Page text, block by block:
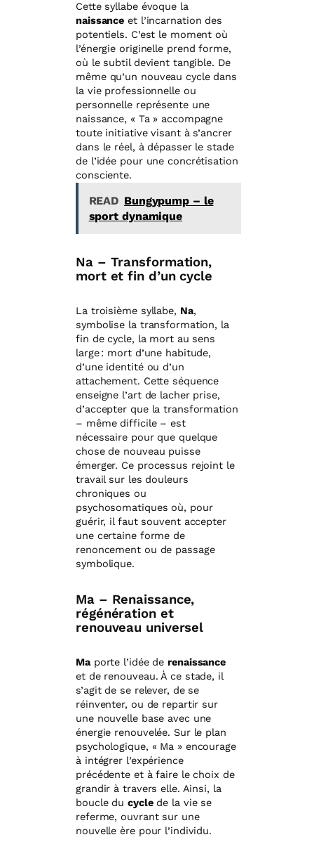
Cette syllabe évoque la
naissance et l’incarnation des
potentiels. C’est le moment où
l’énergie originelle prend forme,
où le subtil devient tangible. De
même qu’un nouveau cycle dans
la vie professionnelle ou
personnelle représente une
naissance, « Ta » accompagne
toute initiative visant à s’ancrer
dans le réel, à dépasser le stade
de l’idée pour une concrétisation
consciente.
READ Bungypump – le
sport dynamique
Na – Transformation,
mort et fin d’un cycle
La troisième syllabe, Na,
symbolise la transformation, la
fin de cycle, la mort au sens
large : mort d’une habitude,
d’une identité ou d’un
attachement. Cette séquence
enseigne l’art de lacher prise,
d’accepter que la transformation
– même difficile – est
nécessaire pour que quelque
chose de nouveau puisse
émerger. Ce processus rejoint le
travail sur les douleurs
chroniques ou
psychosomatiques où, pour
guérir, il faut souvent accepter
une certaine forme de
renoncement ou de passage
symbolique.
Ma – Renaissance,
régénération et
renouveau universel
Maporte l’idée derenaissance
et de renouveau. À ce stade, il
s’agit de se relever, de se
réinventer, ou de repartir sur
une nouvelle base avec une
énergie renouvelée. Sur le plan
psychologique, « Ma » encourage
à intégrer l’expérience
précédente et à faire le choix de
grandir à travers elle. Ainsi, la
boucle ducyclede la vie se
referme, ouvrant sur une
nouvelle ère pour l’individu.